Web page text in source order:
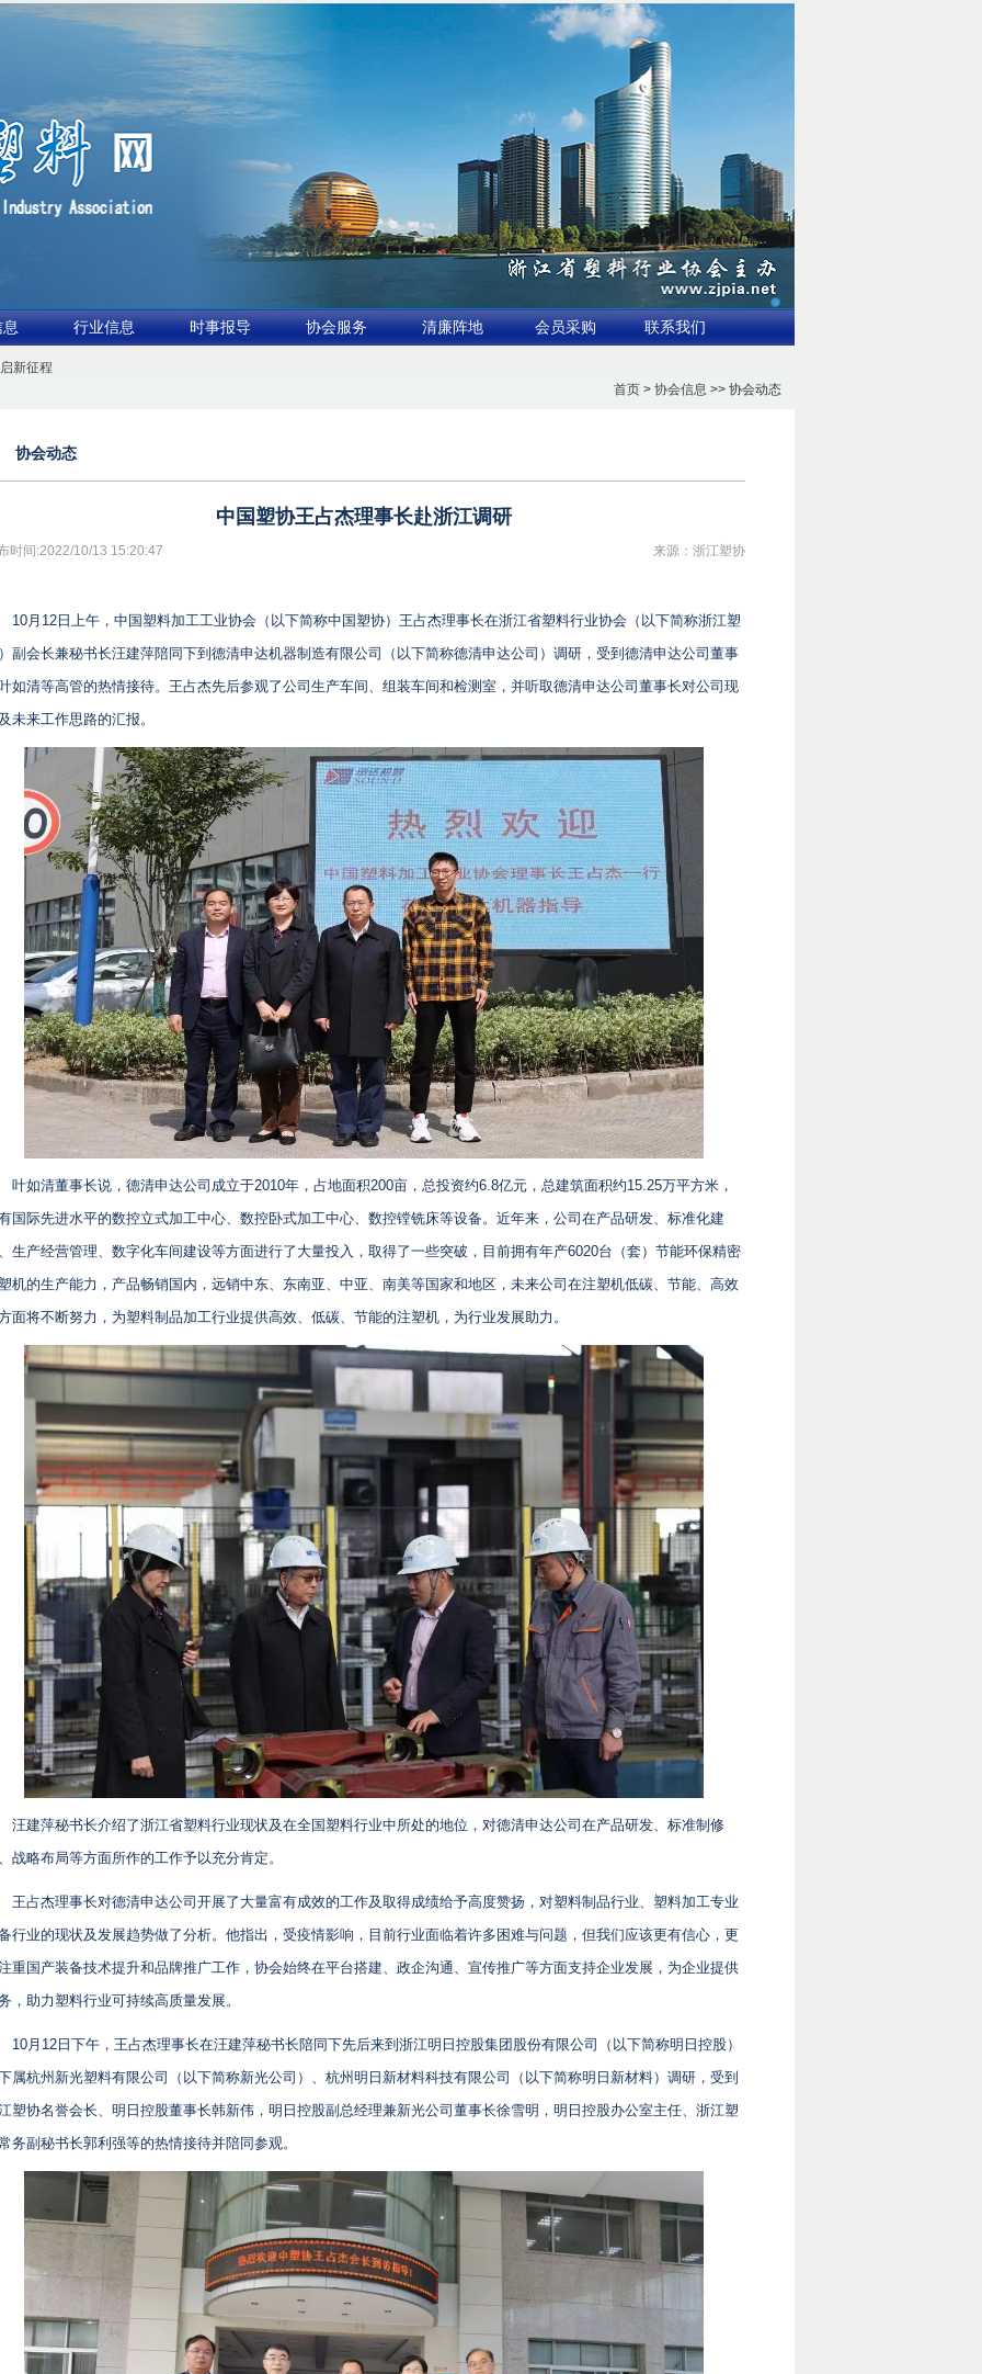
息 行业信息 时事报导 协会服务 清廉阵地 会员采购 联系我们
新征程
首页> 协会信息 >> 协会动态
协会动态
中国塑协王占杰理事长赴浙江调研
时间:2022/10/13 15:20:47 来源：浙江塑协
10月12日上午，中国塑料加工工业协会（以下简称中国塑协）王占杰理事长在浙江省塑料行业协会（以下简称浙江塑
副会长兼秘书长汪建萍陪同下到德清申达机器制造有限公司（以下简称德清申达公司）调研，受到德清申达公司董事
如清等高管的热情接待。王占杰先后参观了公司生产车间、组装车间和检测室，并听取德清申达公司董事长对公司现
未来工作思路的汇报。
叶如清董事长说，德清申达公司成立于2010年，占地面积200亩，总投资约6.8亿元，总建筑面积约15.25万平方米，
国际先进水平的数控立式加工中心、数控卧式加工中心、数控镗铣床等设备。近年来，公司在产品研发、标准化建
生产经营管理、数字化车间建设等方面进行了大量投入，取得了一些突破，目前拥有年产6020台（套）节能环保精密
机的生产能力，产品畅销国内，远销中东、东南亚、中亚、南美等国家和地区，未来公司在注塑机低碳、节能、高效
面将不断努力，为塑料制品加工行业提供高效、低碳、节能的注塑机，为行业发展助力。
汪建萍秘书长介绍了浙江省塑料行业现状及在全国塑料行业中所处的地位，对德清申达公司在产品研发、标准制修
战略布局等方面所作的工作予以充分肯定。
王占杰理事长对德清申达公司开展了大量富有成效的工作及取得成绩给予高度赞扬，对塑料制品行业、塑料加工专业
行业的现状及发展趋势做了分析。他指出，受疫情影响，目前行业面临着许多困难与问题，但我们应该更有信心，更
重国产装备技术提升和品牌推广工作，协会始终在平台搭建、政企沟通、宣传推广等方面支持企业发展，为企业提供
，助力塑料行业可持续高质量发展。
10月12日下午，王占杰理事长在汪建萍秘书长陪同下先后来到浙江明日控股集团股份有限公司（以下简称明日控股）
属杭州新光塑料有限公司（以下简称新光公司）、杭州明日新材料科技有限公司（以下简称明日新材料）调研，受到
塑协名誉会长、明日控股董事长韩新伟，明日控股副总经理兼新光公司董事长徐雪明，明日控股办公室主任、浙江塑
务副秘书长郭利强等的热情接待并陪同参观。